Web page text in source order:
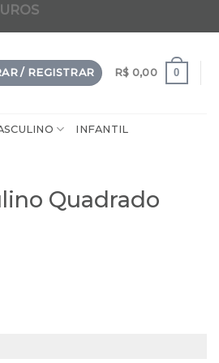
/ REGISTRAR R$ 0,00 0
INFANTIL
Quadrado